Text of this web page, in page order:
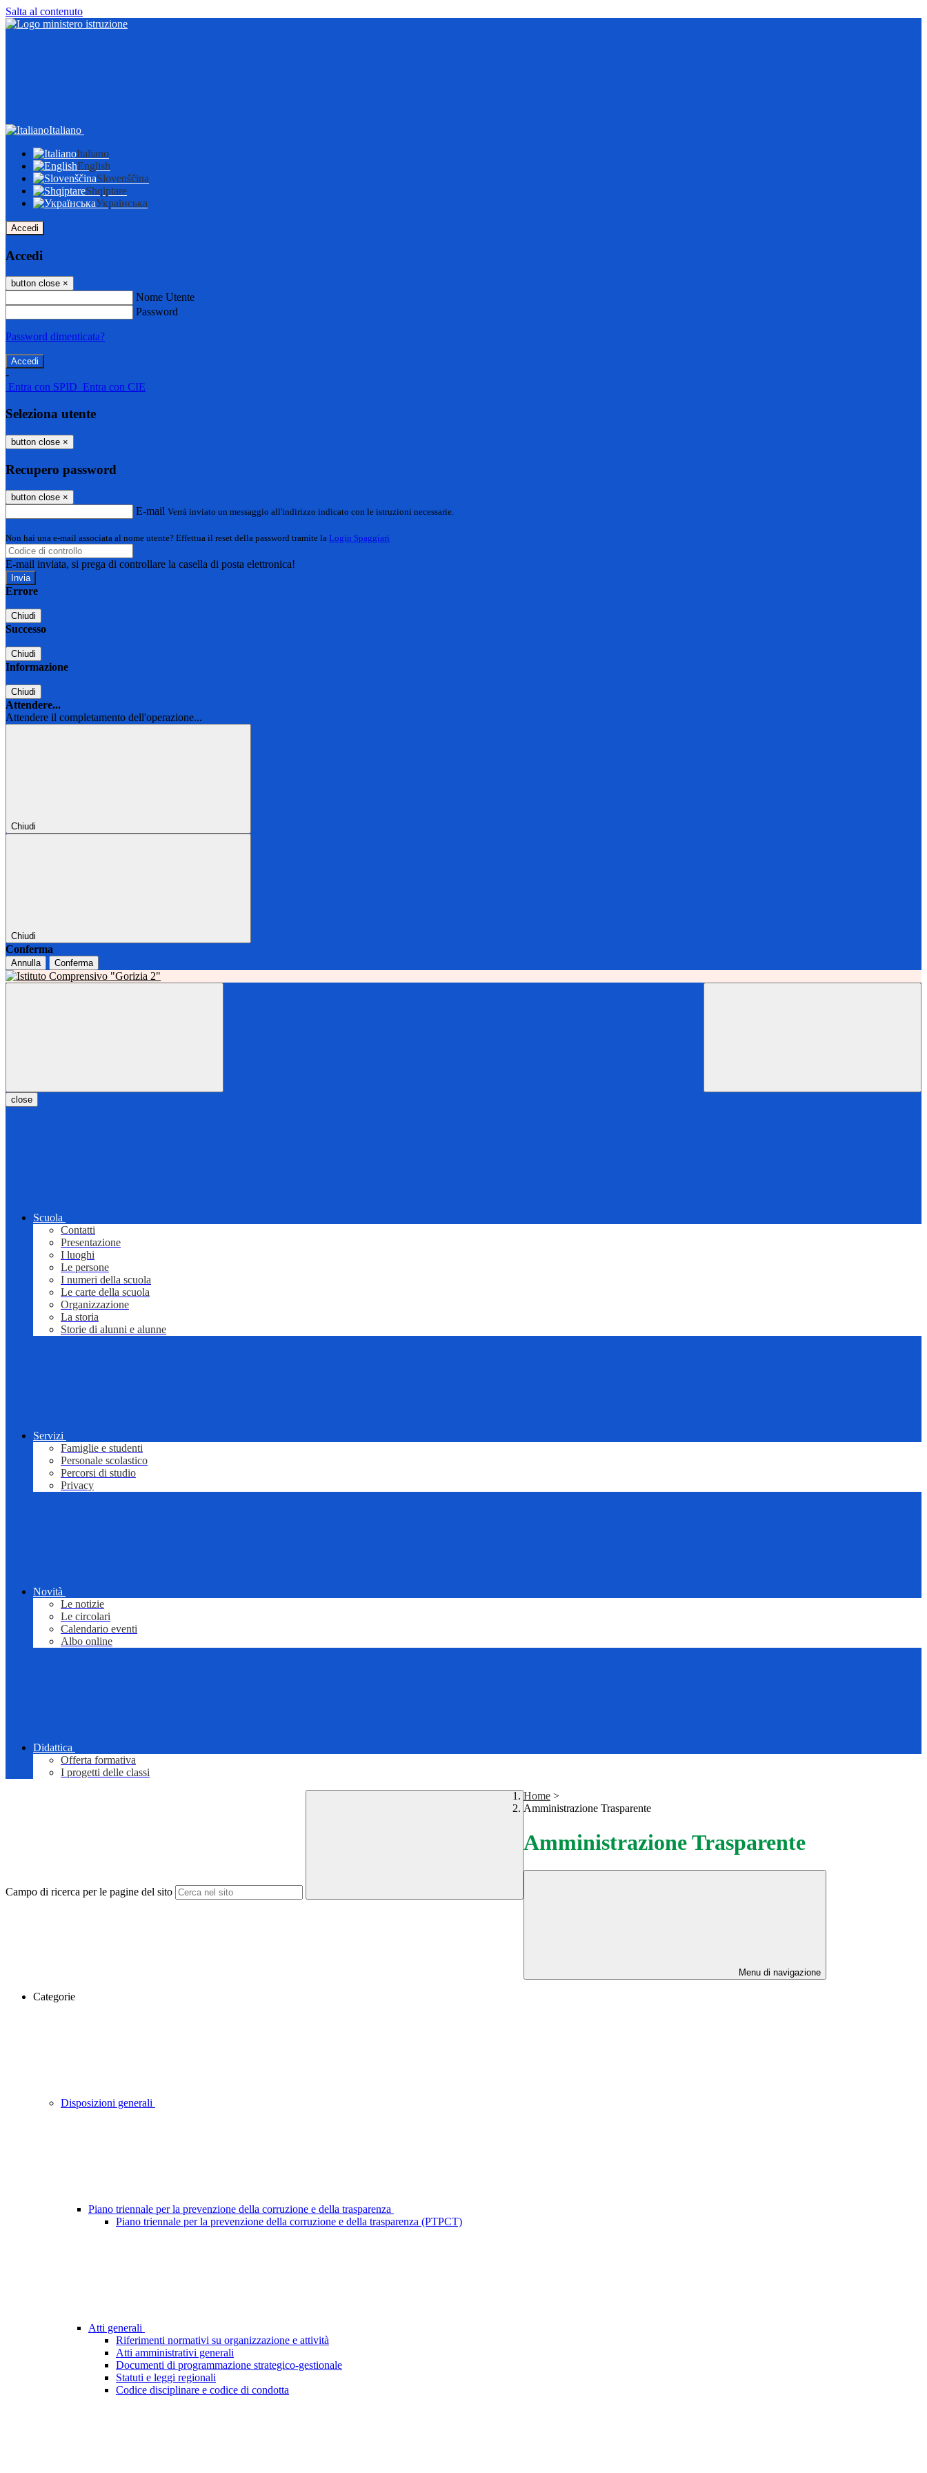
Salta al contenuto
Italiano
Italiano
English
Slovenščina
Shqiptare
Українська
Accedi
Accedi
button close ×
Nome Utente
Password
Password dimenticata?
-
Entra con SPID Entra con CIE
Seleziona utente
button close ×
Recupero password
button close ×
E-mail Verrà inviato un messaggio all'indirizzo indicato con le istruzioni necessarie.
Non hai una e-mail associata al nome utente? Effettua il reset della password tramite la Login Spaggiari
E-mail inviata, si prega di controllare la casella di posta elettronica!
Errore
Chiudi
Successo
Chiudi
Informazione
Chiudi
Attendere...
Attendere il completamento dell'operazione...
Chiudi
Chiudi
Conferma
Annulla Conferma
close
Scuola
Contatti
Presentazione
I luoghi
Le persone
I numeri della scuola
Le carte della scuola
Organizzazione
La storia
Storie di alunni e alunne
Servizi
Famiglie e studenti
Personale scolastico
Percorsi di studio
Privacy
Novità
Le notizie
Le circolari
Calendario eventi
Albo online
Didattica
Offerta formativa
I progetti delle classi
Campo di ricerca per le pagine del sito
Home >
Amministrazione Trasparente
Amministrazione Trasparente
Menu di navigazione
Categorie
Disposizioni generali
Piano triennale per la prevenzione della corruzione e della trasparenza
Piano triennale per la prevenzione della corruzione e della trasparenza (PTPCT)
Atti generali
Riferimenti normativi su organizzazione e attività
Atti amministrativi generali
Documenti di programmazione strategico-gestionale
Statuti e leggi regionali
Codice disciplinare e codice di condotta